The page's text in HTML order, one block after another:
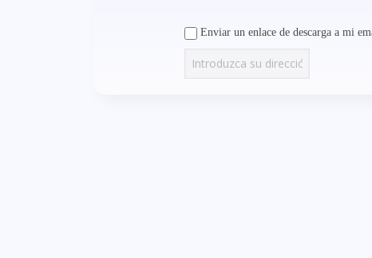
Enviar un enlace de descarga a mi